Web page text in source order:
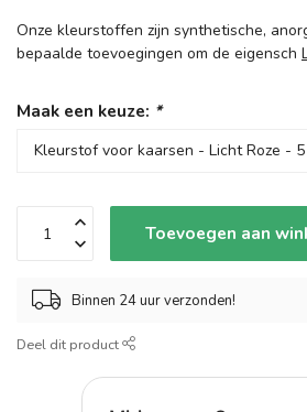
Onze kleurstoffen zijn synthetische,
bepaalde toevoegingen om de eigensch
Maak een keuze: *
Toevoegen aan
Binnen 24 uur verzonden!
Deel dit product